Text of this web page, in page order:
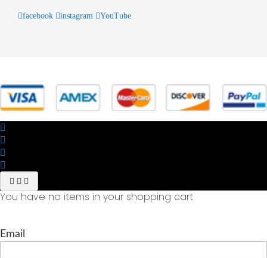
facebook instagram YouTube
You have no items in your shopping cart
Email